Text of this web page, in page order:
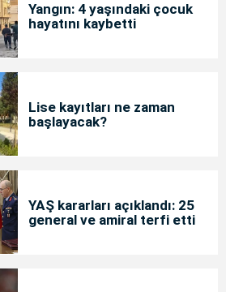
Yangın: 4 yaşındaki çocuk
hayatını kaybetti
Lise kayıtları ne zaman
başlayacak?
YAŞ kararları açıklandı: 25
general ve amiral terfi etti